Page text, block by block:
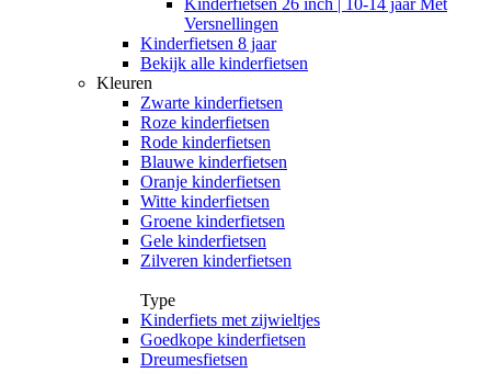
Kinderfietsen 26 inch | 10-14 jaar Met
Versnellingen
Kinderfietsen 8 jaar
Bekijk alle kinderfietsen
Kleuren
Zwarte kinderfietsen
Roze kinderfietsen
Rode kinderfietsen
Blauwe kinderfietsen
Oranje kinderfietsen
Witte kinderfietsen
Groene kinderfietsen
Gele kinderfietsen
Zilveren kinderfietsen
Type
Kinderfiets met zijwieltjes
Goedkope kinderfietsen
Dreumesfietsen